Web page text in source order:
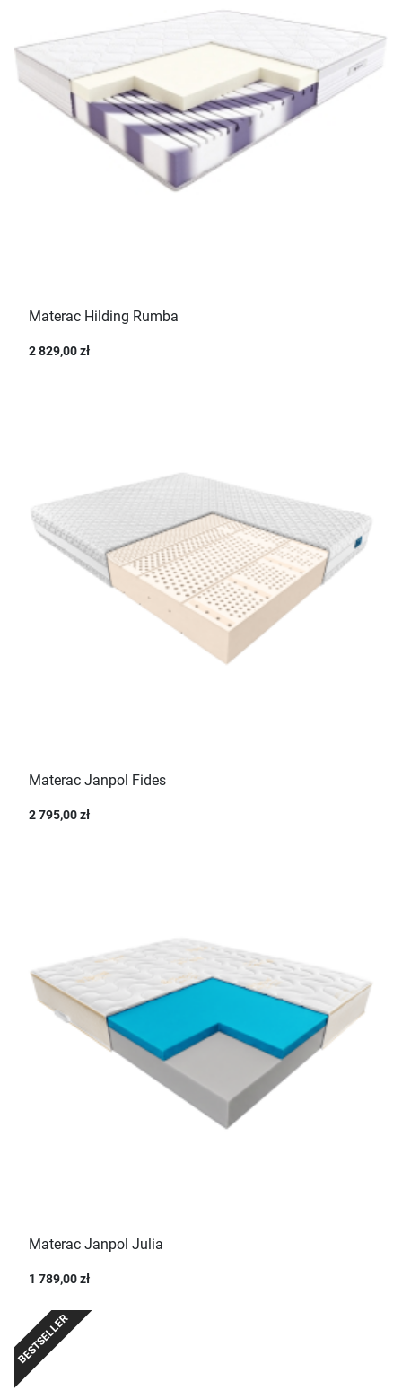
Materac Hilding Rumba
2 829,00 zł
Materac Janpol Fides
2 795,00 zł
Materac Janpol Julia
1 789,00 zł
BESTSELLER